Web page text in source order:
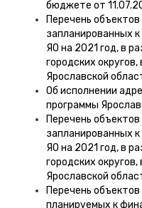
бюджете от
Перечень
запланированных
ЯО на 2021 год, в
городских
Ярославской
Об исполнении
программы
Перечень
запланированных
ЯО на 2021 год, в
городских
Ярославской
Перечень
планируемых к